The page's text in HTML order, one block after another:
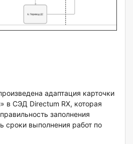
адаптация карточки
в СЭД Directum RX, которая
заполнения
сроки выполнения работ по